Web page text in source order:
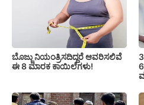
ಬೊಜ್ಜು ನಿಯಂತ್ರಿಸದಿದ್ದರೆ ಆವರಿಸಲಿವೆ
ಈ 8 ಮಾರಕ ಕಾಯಿಲೆಗಳು!